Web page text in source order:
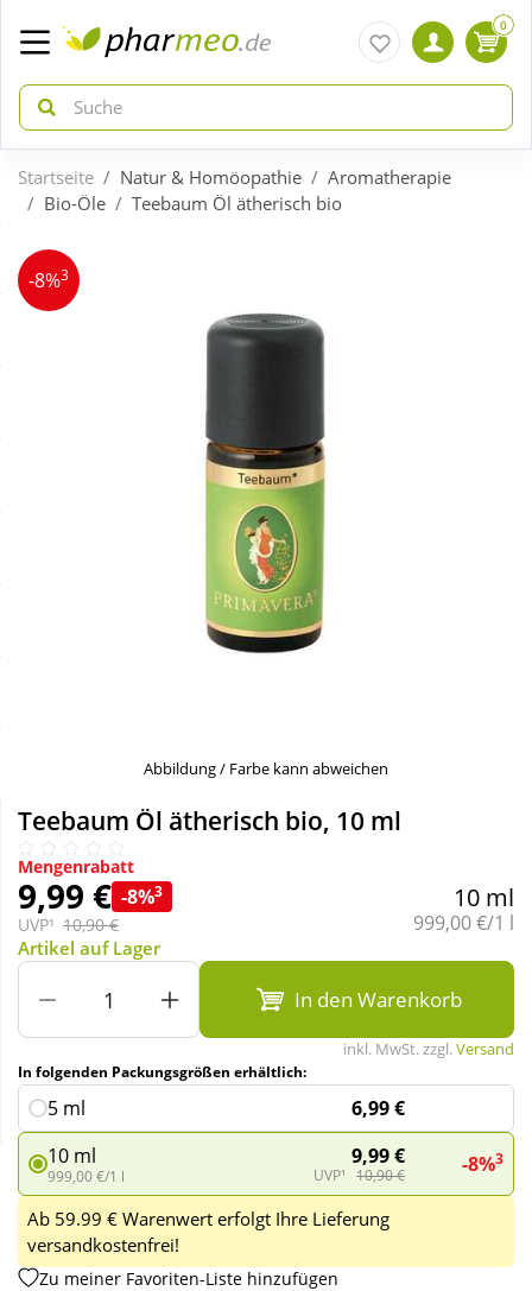
zurück
ÜBERSICHT AKTIONEN
Täglich gut versorgt
zurück
ÜBERSICHT KATEGORIEN
Nahrungsergänzung
Natur & Homöopathie
Sanitätshaus
Wellness
0
Startseite Natur & Homöopathie
Aromatherapie
Bio-Öle
Teebaum Öl ätherisch bio
-8%3
Abbildung / Farbe kann abweichen
Teebaum Öl ätherisch bio, 10 ml
Mengenrabatt
9,99 € -8%3
UVP¹ 10,90 €
10 ml
Grundpreis:
999,00 €/1 l
Artikel auf Lager
In den Warenkorb
inkl. MwSt. zzgl.Versand
In folgenden Packungsgrößen erhältlich:
5 ml
6,99 €
10 ml
999,00 €/1 l
9,99 €
UVP¹ 10,90 € -8%3
Ab 59.99 € Warenwert erfolgt Ihre Lieferung
versandkostenfrei!
Zu meiner Favoriten-Liste hinzufügen